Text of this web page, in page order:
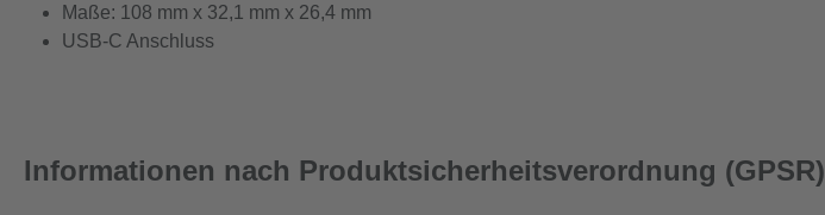
Maße: 108 mm x 32,1 mm x 26,4 mm
USB-C Anschluss
Informationen nach Produktsicherheitsverordnung (GPSR)